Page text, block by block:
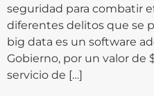
seguridad para combatir
diferentes delitos que se
big data es un software
Gobierno, por un valor de
servicio de […]